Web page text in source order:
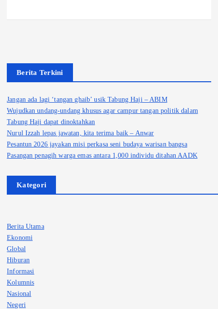
Berita Terkini
Jangan ada lagi ‘tangan ghaib’ usik Tabung Haji – ABIM
Wujudkan undang-undang khusus agar campur tangan politik dalam
Tabung Haji dapat dinoktahkan
Nurul Izzah lepas jawatan, kita terima baik – Anwar
Pesantun 2026 jayakan misi perkasa seni budaya warisan bangsa
Pasangan penagih warga emas antara 1,000 individu ditahan AADK
Kategori
Berita Utama
Ekonomi
Global
Hiburan
Informasi
Kolumnis
Nasional
Negeri